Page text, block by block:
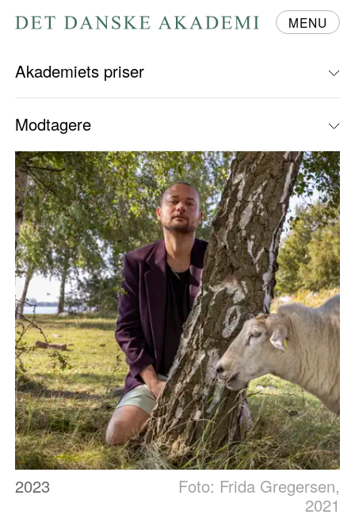
forsiden
MENU
Akademiets priser
Modtagere
2023
Foto: Frida Gregersen,
2021